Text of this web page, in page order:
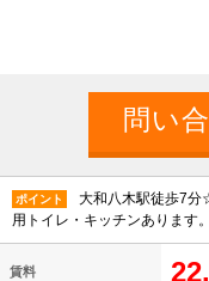
ポイント
大和八木駅徒歩7分
用トイレ・キッチンあります
賃料